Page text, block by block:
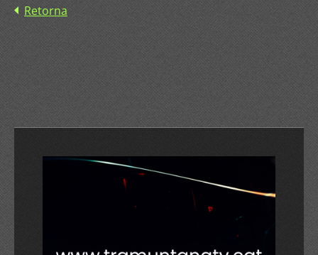
Retorna